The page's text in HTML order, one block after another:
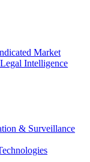
Market
Intelligence
& Surveillance